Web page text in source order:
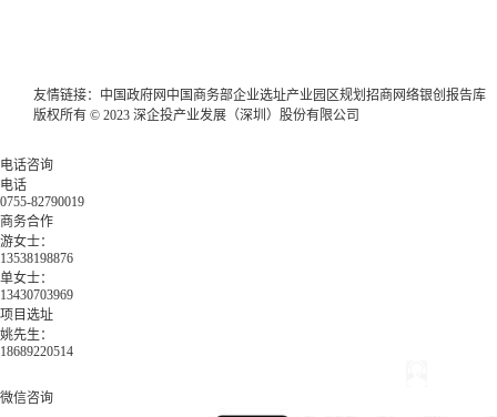
友情链接： 中国政府网 中国商务部企业选址产业园区规划 招商网络银创报告库
版权所有 © 2023 深企投产业发展（深圳）股份有限公司
电话咨询
电话
0755-82790019
商务合作
游女士：
13538198876
单女士：
13430703969
项目选址
姚先生：
18689220514
微信咨询